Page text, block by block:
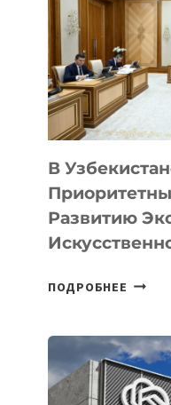
В
Развитию
ПОДРОБНЕЕ В
ЗАДАЧИ
ПО